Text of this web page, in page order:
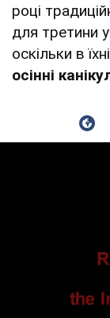
році
для третини
оскільки в
осінні